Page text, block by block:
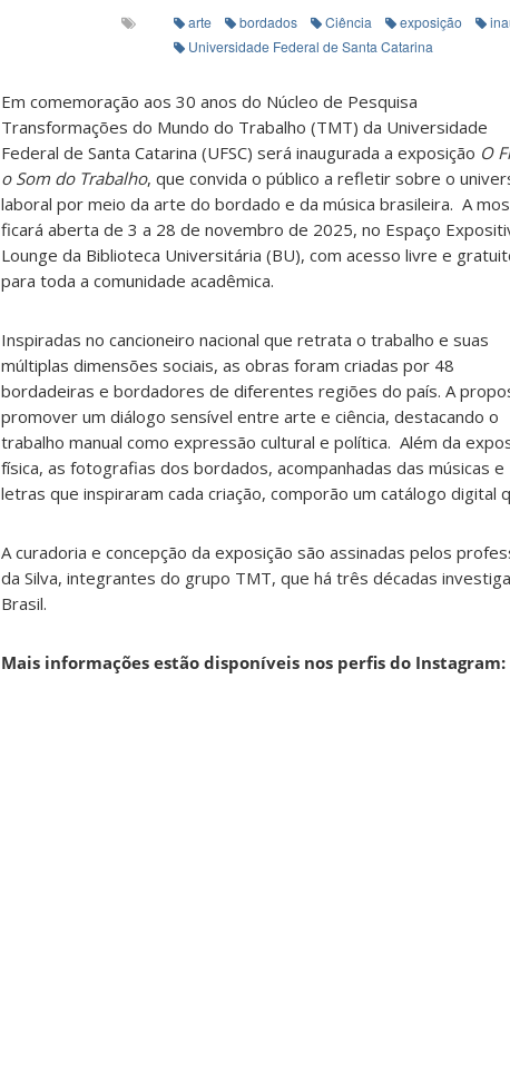
arte bordados Ciência exposição
Universidade Federal de Santa Catarina
Em comemoração aos 30 anos do Núcleo de Pesquisa
Transformações do Mundo do Trabalho (TMT) da Universidade
Federal de Santa Catarina (UFSC) será inaugurada a exposição O
o Som do Trabalho, que convida o público a refletir sobre o
laboral por meio da arte do bordado e da música brasileira. A
ficará aberta de 3 a 28 de novembro de 2025, no Espaço
Lounge da Biblioteca Universitária (BU), com acesso livre e
para toda a comunidade acadêmica.
Inspiradas no cancioneiro nacional que retrata o trabalho e suas
múltiplas dimensões sociais, as obras foram criadas por 48
bordadeiras e bordadores de diferentes regiões do país. A
promover um diálogo sensível entre arte e ciência, destacando o
trabalho manual como expressão cultural e política. Além da
física, as fotografias dos bordados, acompanhadas das músicas e
letras que inspiraram cada criação, comporão um catálogo digital
A curadoria e concepção da exposição são assinadas pelos
da Silva, integrantes do grupo TMT, que há três décadas
Brasil.
Mais informações estão disponíveis nos perfis do Instagram: